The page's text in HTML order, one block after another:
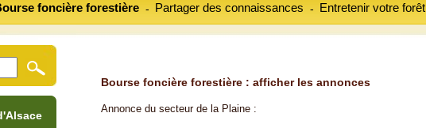
foncière forestière Partager des connaissances
- Entretenir votre forêt
-
Bourse foncière forestière : afficher les annonces
Annonce du secteur de la Plaine :